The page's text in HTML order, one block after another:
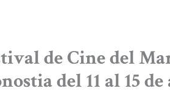
de Cine del
del 11 al 15 de